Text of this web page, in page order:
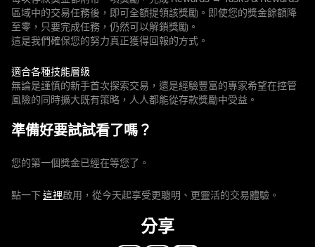
區域中的交易任務後，即可全額提領該獎勵。即使您的獎金餘額降
至零，只要完成任務，仍然可以解鎖獎勵。
這是我們確保您的努力真正獲得回報的方式。
適合各種技能層級
無論是謹慎的新手首次探索交易，還是經驗豐富的專家希望在控管
風險的同時擴大既有策略，人人都能從存款獎勵中受益。
準備好要試試看了嗎？
您的第一個獎金已經在等您了。
點一下 這裡啟用，從今天起享受更聰明、更靈活的交易體驗。
分享